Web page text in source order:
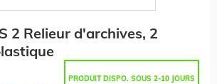
2 Relieur d'archives, 2
PRODUIT DISPO. SOUS 2-10 JOURS